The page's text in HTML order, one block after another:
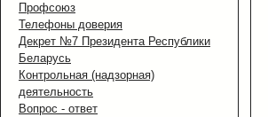
Профсоюз
Телефоны доверия
Декрет №7 Президента Республики
Беларусь
Контрольная (надзорная)
деятельность
Вопрос - ответ